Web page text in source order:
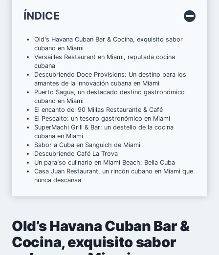
ÍNDICE
Old's Havana Cuban Bar & Cocina, exquisito sabor
cubano en Miami
Versailles Restaurant en Miami, reputada cocina
cubana
Descubriendo Doce Provisions: Un destino para los
amantes de la innovación cubana en Miami
Puerto Sagua, un destacado destino gastronómico
cubano en Miami
El encanto del 90 Millas Restaurante & Café
El Pescaito: un tesoro gastronómico en Miami
SuperMachi Grill & Bar: un destello de la cocina
cubana en Miami
Sabor a Cuba en Sanguich de Miami
Descubriendo Café La Trova
Un paraíso culinario en Miami Beach: Bella Cuba
Casa Juan Restaurant, un rincón cubano en Miami que
nunca descansa
Old’s Havana Cuban Bar &
Cocina, exquisito sabor